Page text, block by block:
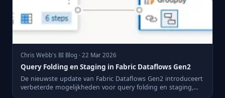
Chris Webb's BI Blog · 22 Mar 2026
Query Folding en Staging in Fabric Dataflows Gen2
De nieuwste update van Fabric Dataflows Gen2 introduceert
verbeterde mogelijkheden voor query folding en staging,